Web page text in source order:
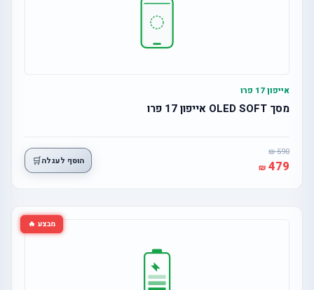
אייפון 17 פרו
מסך OLED SOFT אייפון 17 פרו
590
479 הוסף לעגלה🛒
מבצע 🔥